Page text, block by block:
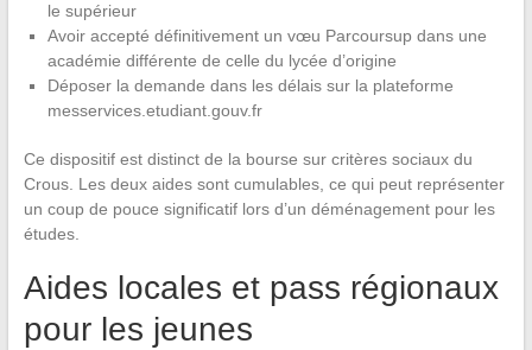
le supérieur
Avoir accepté définitivement un vœu Parcoursup dans une
académie différente de celle du lycée d’origine
Déposer la demande dans les délais sur la plateforme
messervices.etudiant.gouv.fr
Ce dispositif est distinct de la bourse sur critères sociaux du
Crous. Les deux aides sont cumulables, ce qui peut représenter
un coup de pouce significatif lors d’un déménagement pour les
études.
Aides locales et pass régionaux
pour les jeunes